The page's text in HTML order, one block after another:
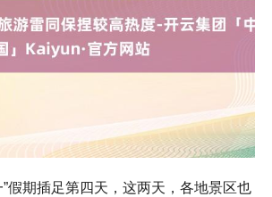
假期插足第四天，这两天，各地景区也